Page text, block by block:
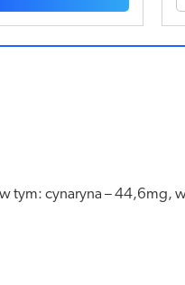
tym: cynaryna – 44,6mg,